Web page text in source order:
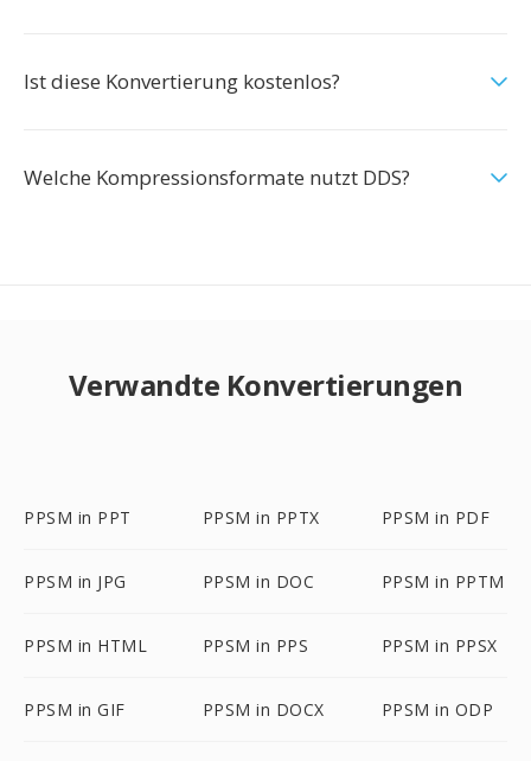
Ist diese Konvertierung kostenlos?
Welche Kompressionsformate nutzt DDS?
Verwandte Konvertierungen
PPSM in PPT PPSM in PPTX PPSM in PDF
PPSM in JPG PPSM in DOC PPSM in PPTM
PPSM in HTML PPSM in PPS PPSM in PPSX
PPSM in GIF PPSM in DOCX PPSM in ODP